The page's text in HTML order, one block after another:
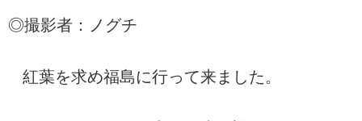
◎撮影者：ノグチ
紅葉を求め福島に行って来ました。